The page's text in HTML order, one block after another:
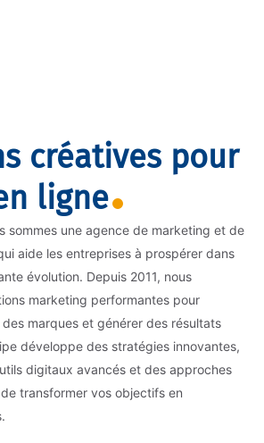
créatives pour
ligne
sommes une agence de marketing et de
aide les entreprises à prospérer dans
évolution. Depuis 2011, nous
marketing performantes pour
marques et générer des résultats
développe des stratégies innovantes,
digitaux avancés et des approches
transformer vos objectifs en